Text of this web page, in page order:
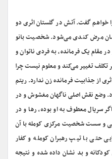
خواهم گفت. آتش در گلستان اثری دو
مرض کندی می‌شود. شخصیت بانو
مقام یک فرمانده، به فردی ناتوان و
تغییر می‌کند و معلوم نیست چرا
از جذابیت فرمانده زن ندارد. ریتم
وضع نقش اصلی ناگهان مغشوش و در
سریال معطوف به او بوده، رها و در
و سست شخصیت مرکزی کومله با آن
حتی با تیپ رهبران کومله و کفار
و بد نشان داده شده و نتیجه